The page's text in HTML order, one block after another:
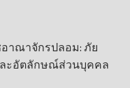
าณาจักรปลอม: ภัย
ะอัตลักษณ์ส่วนบุคคล